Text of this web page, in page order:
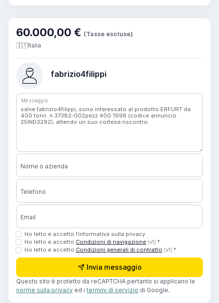
60.000,00 € (Tasse escluse)
🇮🇹Italia
fabrizio4filippi
Messaggio
Nome o azienda
Telefono
Email
Ho letto e accetto l’informativa sulla privacy
Ho letto e accetto Condizioni di navigazione (v1) *
Ho letto e accetto Condizioni generali di contratto (v1) *
Invia messaggio
Questo sito è protetto da reCAPTCHA pertanto si applicano le
norme sulla privacy ed i termini di servizio di Google.